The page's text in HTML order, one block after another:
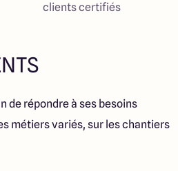
clients certifiés
de répondre à ses besoins
métiers variés, sur les chantiers